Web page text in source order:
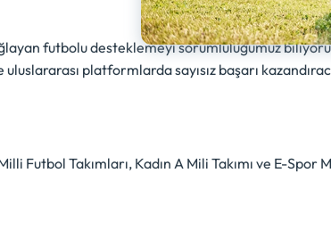
futbolu desteklemeyi sorumluluğumuz
platformlarda sayısız başarı
Futbol Takımları, Kadın A Mili Takımı ve E-Spor